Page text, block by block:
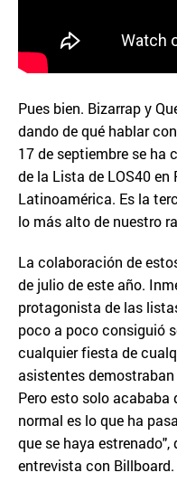
Pues bien. Bizarrap y
dando de qué hablar
17 de septiembre se ha
de la Lista de LOS40 en
Latinoamérica. Es la
lo más alto de nuestro
La colaboración de
de julio de este año.
protagonista de las
poco a poco consiguió
cualquier fiesta de
asistentes
Pero esto solo acababa
normal es lo que ha
que se haya estrenado",
entrevista con Billboard.